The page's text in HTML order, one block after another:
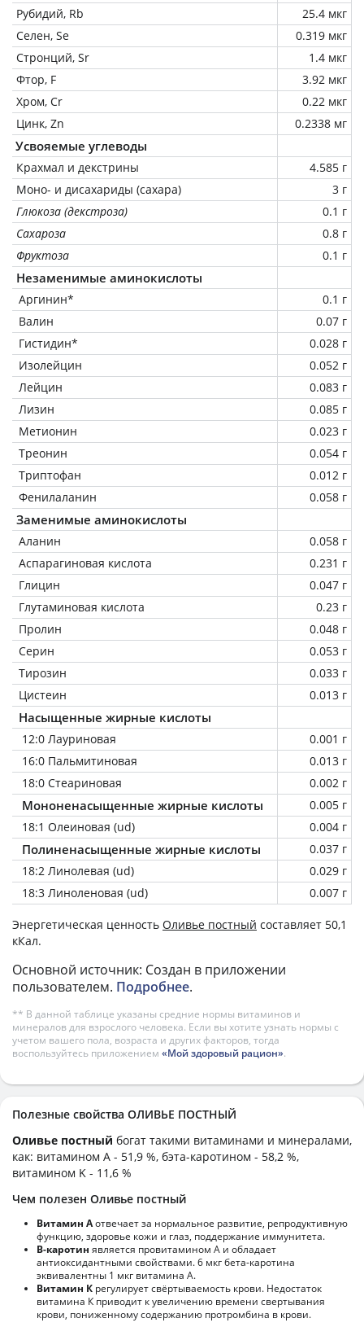
Рубидий, Rb
25.4 мкг
Селен, Se
0.319 мкг
Стронций, Sr
1.4 мкг
Фтор, F
3.92 мкг
Хром, Cr
0.22 мкг
Цинк, Zn
0.2338 мг
Усвояемые углеводы
Крахмал и декстрины
4.585 г
Моно- и дисахариды (сахара)
3 г
Глюкоза (декстроза)
0.1 г
Сахароза
0.8 г
Фруктоза
0.1 г
Незаменимые аминокислоты
Аргинин*
0.1 г
Валин
0.07 г
Гистидин*
0.028 г
Изолейцин
0.052 г
Лейцин
0.083 г
Лизин
0.085 г
Метионин
0.023 г
Треонин
0.054 г
Триптофан
0.012 г
Фенилаланин
0.058 г
Заменимые аминокислоты
Аланин
0.058 г
Аспарагиновая кислота
0.231 г
Глицин
0.047 г
Глутаминовая кислота
0.23 г
Пролин
0.048 г
Серин
0.053 г
Тирозин
0.033 г
Цистеин
0.013 г
Насыщенные жирные кислоты
12:0 Лауриновая
0.001 г
16:0 Пальмитиновая
0.013 г
18:0 Стеариновая
0.002 г
Мононенасыщенные жирные кислоты
0.005 г
18:1 Олеиновая (ud)
0.004 г
Полиненасыщенные жирные кислоты
0.037 г
18:2 Линолевая (ud)
0.029 г
18:3 Линоленовая (ud)
0.007 г
Энергетическая ценность Оливье постный составляет 50,1
кКал.
Основной источник: Создан в приложении
пользователем. Подробнее.
** В данной таблице указаны средние нормы витаминов и
минералов для взрослого человека. Если вы хотите узнать нормы с
учетом вашего пола, возраста и других факторов, тогда
воспользуйтесь приложением «Мой здоровый рацион».
Полезные свойства ОЛИВЬЕ ПОСТНЫЙ
Оливье постный богат такими витаминами и минералами,
как: витамином А - 51,9 %, бэта-каротином - 58,2 %,
витамином K - 11,6 %
Чем полезен Оливье постный
Витамин Аотвечает за нормальное развитие, репродуктивную
функцию, здоровье кожи и глаз, поддержание иммунитета.
В-каротин является провитамином А и обладает
антиоксидантными свойствами. 6 мкг бета-каротина
эквивалентны 1 мкг витамина А.
Витамин К регулирует свёртываемость крови. Недостаток
витамина К приводит к увеличению времени свертывания
крови, пониженному содержанию протромбина в крови.